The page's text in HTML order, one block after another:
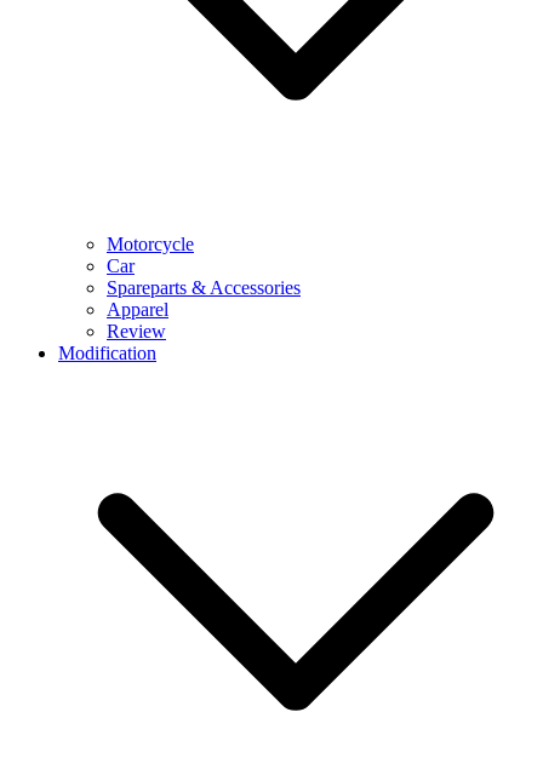
Motorcycle
Car
Spareparts & Accessories
Apparel
Review
Modification